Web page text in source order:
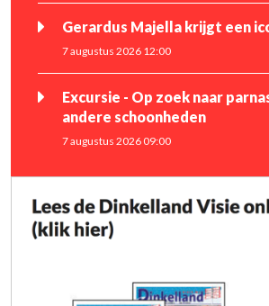
Gerardus Majella krijgt een
7 augustus 2026 12:00
Excursie - Op zoek naar
andere schoonheden
7 augustus 2026 09:00